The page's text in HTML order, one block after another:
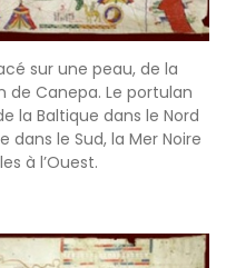
sur une peau, de la
Canepa. Le portulan
la Baltique dans le Nord
le Sud, la Mer Noire
à l’Ouest.